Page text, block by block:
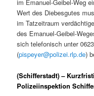
im Emanuel-Geibel-Weg
Wert des Diebesgutes
im Tatzeitraum
des Emanuel-Geibel-
sich telefonisch unter
(pispeyer@polizei.rlp.de)
(Schifferstadt) –
Polizeiinspektion